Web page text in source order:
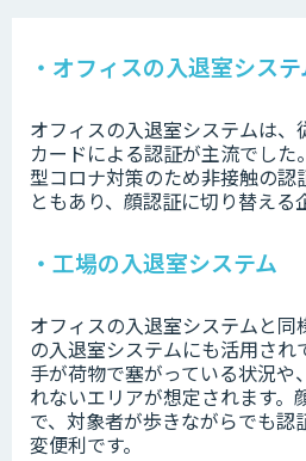
・オフィスの入退室システ
オフィスの入退室システムは、
カードによる認証が主流でし
型コロナ対策のため非接触の認
ともあり、顔認証に切り替える
・工場の入退室システム
オフィスの入退室システムと同
の入退室システムにも活用され
手が荷物で塞がっている状況や
れないエリアが想定されます。
で、対象者が歩きながらでも認
変便利です。